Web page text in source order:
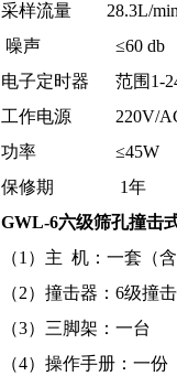
采样流量
28.3L/
噪声
≤60 db
电子定时器
范围1-
工作电源
220V/
功率
≤45W
保修期
1年
GWL-6六级筛孔撞击
（1）主 机：一套（
（2）撞击器：6级撞
（3）三脚架：一台
（4）操作手册：一份